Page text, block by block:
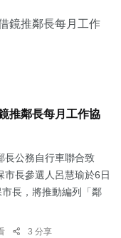
推鄰長每月工作協
長公務自行車聯合致
市長參選人呂慧瑜於6日
長，將推動編列「鄰
3 分享